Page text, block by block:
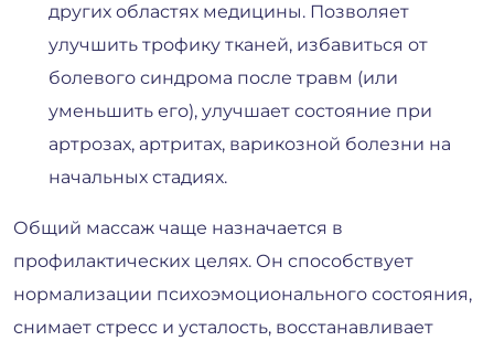
других областях медицины. Позволяет
улучшить трофику тканей, избавиться от
болевого синдрома после травм (или
уменьшить его), улучшает состояние при
артрозах, артритах, варикозной болезни на
начальных стадиях.
Общий массаж чаще назначается в
профилактических целях. Он способствует
нормализации психоэмоционального состояния,
снимает стресс и усталость, восстанавливает